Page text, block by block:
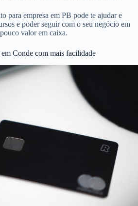
para empresa em PB pode te ajudar e
e poder seguir com o seu negócio em
valor em caixa.
Conde com mais facilidade